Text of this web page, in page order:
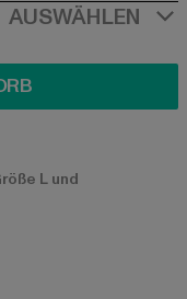
AUSWÄHLEN
L und